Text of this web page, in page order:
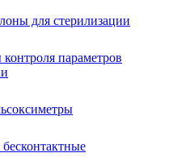
для стерилизации
параметров